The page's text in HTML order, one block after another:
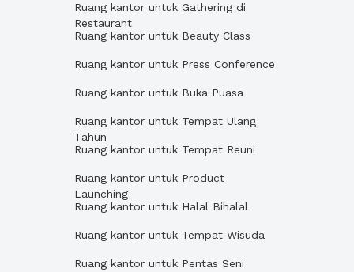
Ruang kantor untuk Gathering di
Restaurant
Ruang kantor untuk Beauty Class
Ruang kantor untuk Press Conference
Ruang kantor untuk Buka Puasa
Ruang kantor untuk Tempat Ulang
Tahun
Ruang kantor untuk Tempat Reuni
Ruang kantor untuk Product
Launching
Ruang kantor untuk Halal Bihalal
Ruang kantor untuk Tempat Wisuda
Ruang kantor untuk Pentas Seni